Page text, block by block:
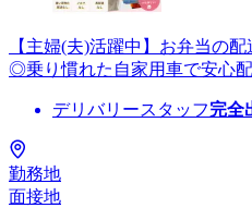
【主婦(夫)活躍中】お弁当の
◎乗り慣れた自家用車で安心
デリバリースタッフ完全
勤務地
面接地